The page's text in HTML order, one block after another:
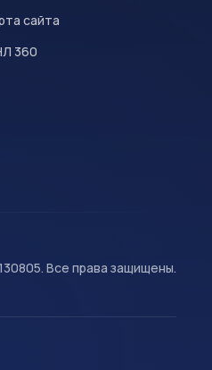
сайта
360
Все права защищены.